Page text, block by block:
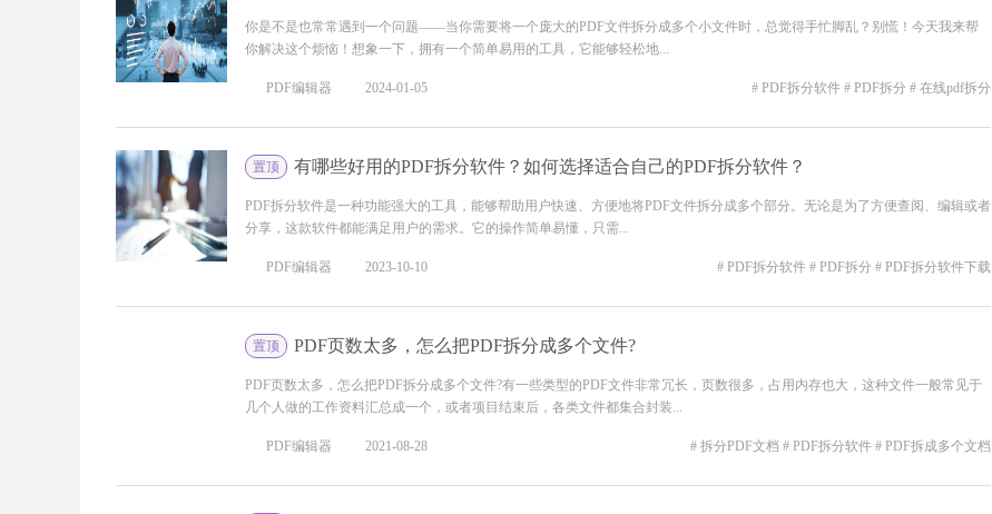
你是不是也常常遇到一个问题——当你需要将一个庞大的PDF文件拆分成多个小文件时，总觉得手忙脚乱？别慌！今天我来帮
你解决这个烦恼！想象一下，拥有一个简单易用的工具，它能够轻松地...
PDF编辑器 2024-01-05 # PDF拆分软件 # PDF拆分 # 在线pdf拆分
置顶 有哪些好用的PDF拆分软件？如何选择适合自己的PDF拆分软件？
PDF拆分软件是一种功能强大的工具，能够帮助用户快速、方便地将PDF文件拆分成多个部分。无论是为了方便查阅、编辑或者
分享，这款软件都能满足用户的需求。它的操作简单易懂，只需...
PDF编辑器 2023-10-10 # PDF拆分软件 # PDF拆分 # PDF拆分软件下载
置顶 PDF页数太多，怎么把PDF拆分成多个文件?
PDF页数太多，怎么把PDF拆分成多个文件?有一些类型的PDF文件非常冗长，页数很多，占用内存也大，这种文件一般常见于
几个人做的工作资料汇总成一个，或者项目结束后，各类文件都集合封装...
PDF编辑器 2021-08-28 # 拆分PDF文档 # PDF拆分软件 # PDF拆成多个文档